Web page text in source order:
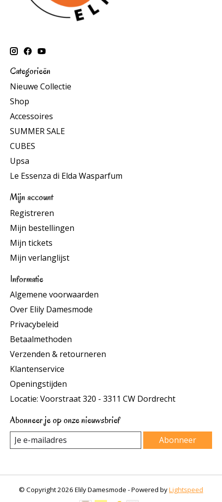
Categorieën
Nieuwe Collectie
Shop
Accessoires
SUMMER SALE
CUBES
Upsa
Le Essenza di Elda Wasparfum
Mijn account
Registreren
Mijn bestellingen
Mijn tickets
Mijn verlanglijst
Informatie
Algemene voorwaarden
Over Elily Damesmode
Privacybeleid
Betaalmethoden
Verzenden & retourneren
Klantenservice
Openingstijden
Locatie: Voorstraat 320 - 3311 CW Dordrecht
Abonneer je op onze nieuwsbrief
Abonneer
© Copyright 2026 Elily Damesmode - Powered byLightspeed